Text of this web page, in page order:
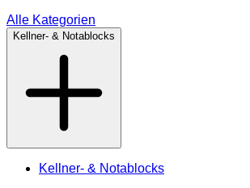
Alle Kategorien
Kellner- & Notablocks
Kellner- & Notablocks